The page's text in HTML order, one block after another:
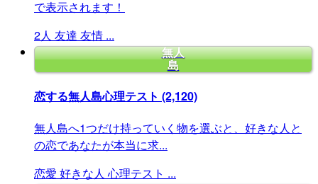
で表示されます！
2人 友達 友情 ...
無人
島
恋する無人島心理テスト (2,120)
無人島へ1つだけ持っていく物を選ぶと、好きな人と
の恋であなたが本当に求...
恋愛 好きな人 心理テスト ...